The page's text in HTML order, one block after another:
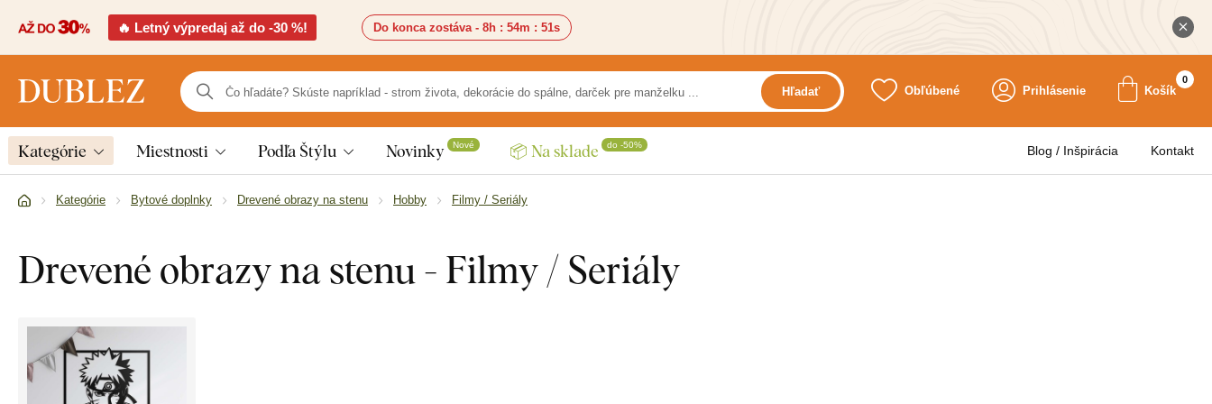
🔥 Letný výpredaj až do -30 %! Do konca zostáva - 8h : 54m : 49s
Hľadať Obľúbené Prihlásenie Košík
0
Kategórie Miestnosti Podľa Štýlu Novinky Nové 📦 Na sklade do -50% Blog / Inšpirácia Kontakt
Kategórie Bytové doplnky Drevené obrazy na stenu Hobby Filmy / Seriály
Drevené obrazy na stenu - Filmy / Seriály